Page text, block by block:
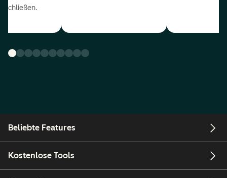
Beliebte Features
Kostenlose Tools